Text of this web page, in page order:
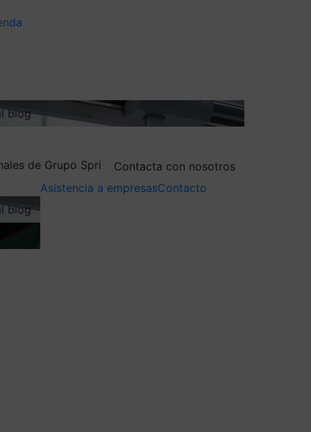
blog
de Grupo Spri
Contacta con nosotros
blog
Asistencia a empresasContacto